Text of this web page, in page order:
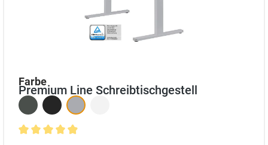
Farbeauswählen
Premium Line Schreibtischgestell